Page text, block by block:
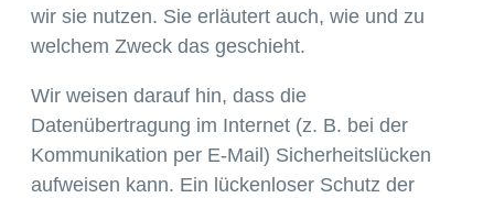
wir sie nutzen. Sie erläutert auch, wie und zu
welchem Zweck das geschieht.
Wir weisen darauf hin, dass die
Datenübertragung im Internet (z. B. bei der
Kommunikation per E-Mail) Sicherheitslücken
aufweisen kann. Ein lückenloser Schutz der